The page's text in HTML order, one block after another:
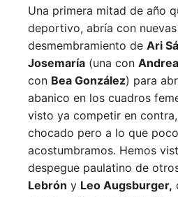
Una primera mitad de año
deportivo, abría con
desmembramiento de Ari
Josemaría (una con
con Bea González) para
abanico en los cuadros
visto ya competir en
chocado pero a lo que
acostumbramos. Hemos
despegue paulatino de
Lebrón y Leo Augsburger,